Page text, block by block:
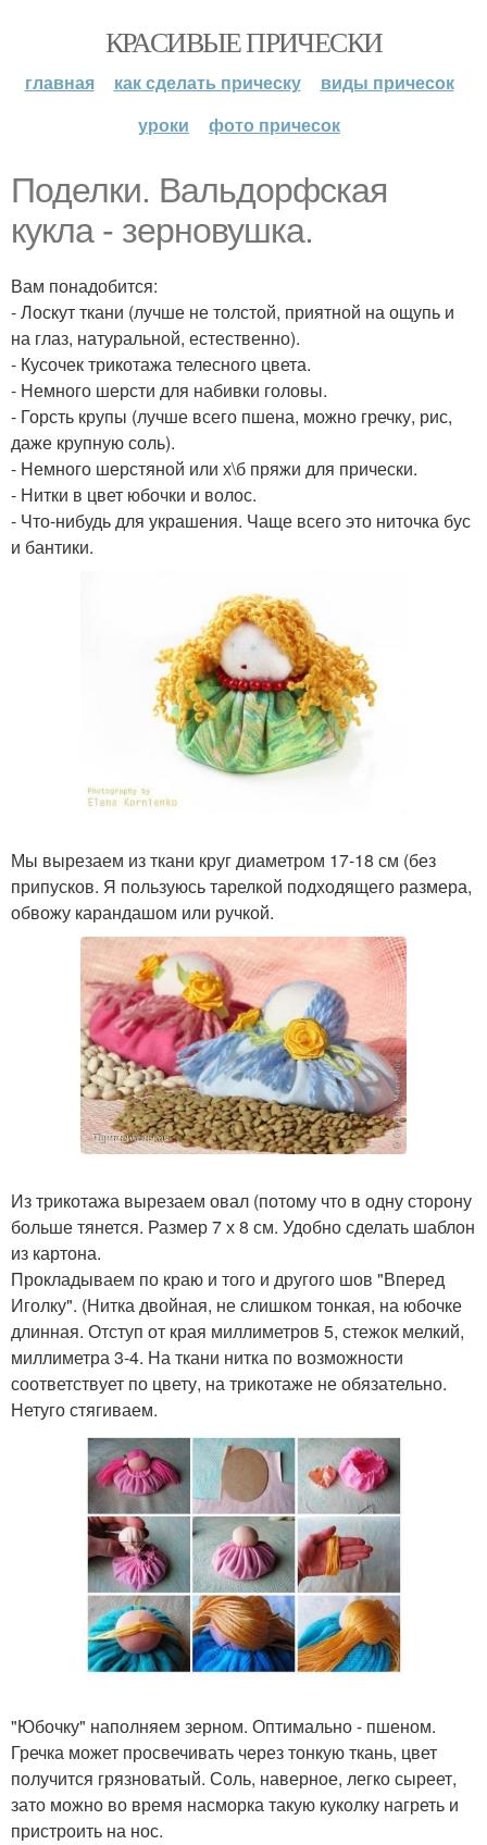
КРАСИВЫЕ ПРИЧЕСКИ
главная как сделать прическу
виды причесок
уроки
фото причесок
Поделки. Вальдорфская
кукла - зерновушка.
Вам понадобится:
- Лоскут ткани (лучше не толстой, приятной на ощупь и
на глаз, натуральной, естественно).
- Кусочек трикотажа телесного цвета.
- Немного шерсти для набивки головы.
- Горсть крупы (лучше всего пшена, можно гречку, рис,
даже крупную соль).
- Немного шерстяной или х\б пряжи для прически.
- Нитки в цвет юбочки и волос.
- Что-нибудь для украшения. Чаще всего это ниточка бус
и бантики.
Мы вырезаем из ткани круг диаметром 17-18 см (без
припусков. Я пользуюсь тарелкой подходящего размера,
обвожу карандашом или ручкой.
Из трикотажа вырезаем овал (потому что в одну сторону
больше тянется. Размер 7 х 8 см. Удобно сделать шаблон
из картона.
Прокладываем по краю и того и другого шов "Вперед
Иголку". (Нитка двойная, не слишком тонкая, на юбочке
длинная. Отступ от края миллиметров 5, стежок мелкий,
миллиметра 3-4. На ткани нитка по возможности
соответствует по цвету, на трикотаже не обязательно.
Нетуго стягиваем.
"Юбочку" наполняем зерном. Оптимально - пшеном.
Гречка может просвечивать через тонкую ткань, цвет
получится грязноватый. Соль, наверное, легко сыреет,
зато можно во время насморка такую куколку нагреть и
пристроить на нос.